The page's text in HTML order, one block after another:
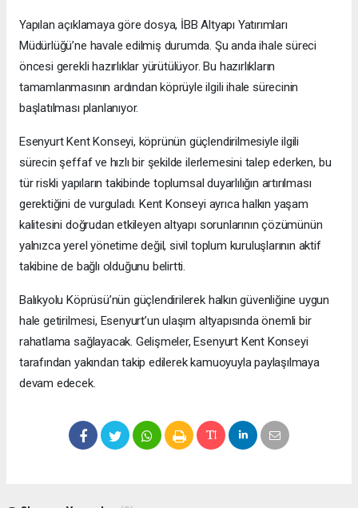
Yapılan açıklamaya göre dosya, İBB Altyapı Yatırımları
Müdürlüğü’ne havale edilmiş durumda. Şu anda ihale süreci
öncesi gerekli hazırlıklar yürütülüyor. Bu hazırlıkların
tamamlanmasının ardından köprüyle ilgili ihale sürecinin
başlatılması planlanıyor.
Esenyurt Kent Konseyi, köprünün güçlendirilmesiyle ilgili
sürecin şeffaf ve hızlı bir şekilde ilerlemesini talep ederken, bu
tür riskli yapıların takibinde toplumsal duyarlılığın artırılması
gerektiğini de vurguladı. Kent Konseyi ayrıca halkın yaşam
kalitesini doğrudan etkileyen altyapı sorunlarının çözümünün
yalnızca yerel yönetime değil, sivil toplum kuruluşlarının aktif
takibine de bağlı olduğunu belirtti.
Balıkyolu Köprüsü’nün güçlendirilerek halkın güvenliğine uygun
hale getirilmesi, Esenyurt’un ulaşım altyapısında önemli bir
rahatlama sağlayacak. Gelişmeler, Esenyurt Kent Konseyi
tarafından yakından takip edilerek kamuoyuyla paylaşılmaya
devam edecek.